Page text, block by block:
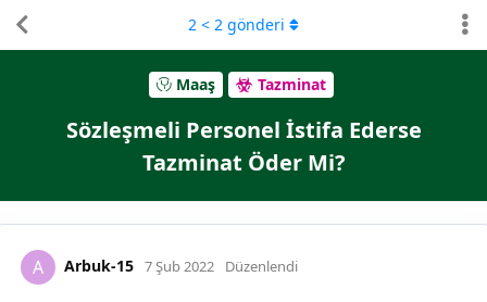
Maaş Tazminat
Sözleşmeli Personel İstifa Ederse
Tazminat Öder Mi?
2 < 2 gönderi
A Arbuk-15 7 Şub 2022 Düzenlendi